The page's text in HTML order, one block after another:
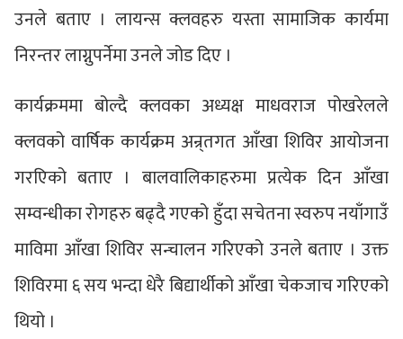
उनले बताए । लायन्स क्लवहरु यस्ता सामाजिक कार्यमा
निरन्तर लाग्नुपर्नेमा उनले जोड दिए ।
कार्यक्रममा बोल्दै क्लवका अध्यक्ष माधवराज पोखरेलले
क्लवको वार्षिक कार्यक्रम अन्र्तगत आँखा शिविर आयोजना
गरएिको बताए । बालवालिकाहरुमा प्रत्येक दिन आँखा
सम्वन्धीका रोगहरु बढ्दै गएको हुँदा सचेतना स्वरुप नयाँगाउँ
माविमा आँखा शिविर सन्चालन गरिएको उनले बताए । उक्त
शिविरमा ६ सय भन्दा धेरै बिद्यार्थीको आँखा चेकजाच गरिएको
थियो ।